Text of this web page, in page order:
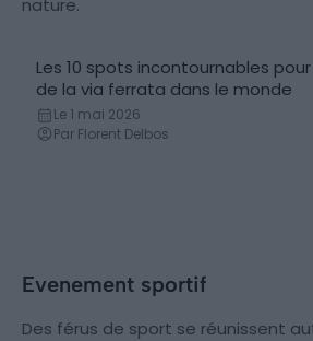
Via Ferrata
Les 10 spots incontournables
de la via ferrata dans le monde
Le 1 mai 2026
Par Florent Delbos
Evenement sportif
Des férus de sport se réunissent